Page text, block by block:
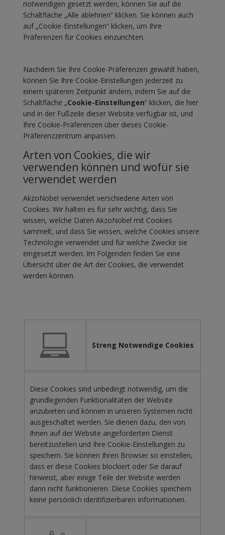
notwendigen gesetzt werden, können Sie auf die
Schaltfläche „Alle ablehnen“ klicken. Sie können auch
auf „Cookie-Einstellungen“ klicken, um Ihre
Präferenzen für Cookies einzurichten.
Nachdem Sie Ihre Cookie-Präferenzen gewählt haben,
können Sie Ihre Cookie-Einstellungen jederzeit zu
einem späteren Zeitpunkt ändern, indem Sie auf die
Schaltfläche „Cookie-Einstellungen“ klicken, die hier
und in der Fußzeile dieser Website verfügbar ist, und
Ihre Cookie-Präferenzen über dieses Cookie-
Präferenzzentrum anpassen.
Arten von Cookies, die wir
verwenden können und wofür sie
verwendet werden
AkzoNobel verwendet verschiedene Arten von
Cookies. Wir halten es für sehr wichtig, dass Sie
wissen, welche Daten AkzoNobel mit Cookies
sammelt, und dass Sie wissen, welche Cookies unsere
Technologie verwendet und für welche Zwecke sie
eingesetzt werden. Im Folgenden finden Sie eine
Übersicht über die Art der Cookies, die verwendet
werden können.
Streng Notwendige Cookies
Diese Cookies sind unbedingt notwendig, um die
grundlegenden Funktionalitäten der Website
anzubieten und können in unseren Systemen nicht
ausgeschaltet werden. Sie dienen dazu, den von
Ihnen auf der Website angeforderten Dienst
bereitzustellen und Ihre Cookie-Einstellungen zu
speichern. Sie können Ihren Browser so einstellen,
dass er diese Cookies blockiert oder Sie darauf
hinweist, aber einige Teile der Website werden
dann nicht funktionieren. Diese Cookies speichern
keine persönlich identifizierbaren Informationen.